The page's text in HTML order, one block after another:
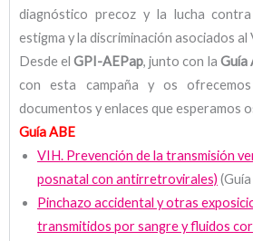
diagnóstico precoz y la lucha
estigma y la discriminación asociados al
Desde elGPI-AEPap, junto con la Guía
con esta campaña y os
documentos y enlaces que esperamos
Guía ABE
VIH. Prevención de la transmisión
posnatal con antirretrovirales)
Pinchazo accidental y otras
transmitidos por sangre y fluidos